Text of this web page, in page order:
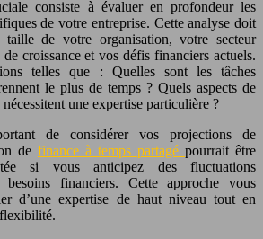
consiste à évaluer en profondeur les
de votre entreprise. Cette analyse doit
de votre organisation, votre secteur
croissance et vos défis financiers actuels.
telles que : Quelles sont les tâches
le plus de temps ? Quels aspects de
une expertise particulière ?
de considérer vos projections de
de finance à temps partagé pourrait être
si vous anticipez des fluctuations
besoins financiers. Cette approche vous
d’une expertise de haut niveau tout en